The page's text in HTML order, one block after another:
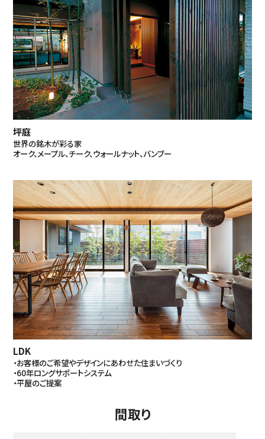
坪庭
世界の銘木が彩る家
オーク、メープル、チーク、ウォールナット、バンブー
LDK
・お客様のご希望やデザインにあわせた住まいづくり
・60年ロングサポートシステム
・平屋のご提案
間取り